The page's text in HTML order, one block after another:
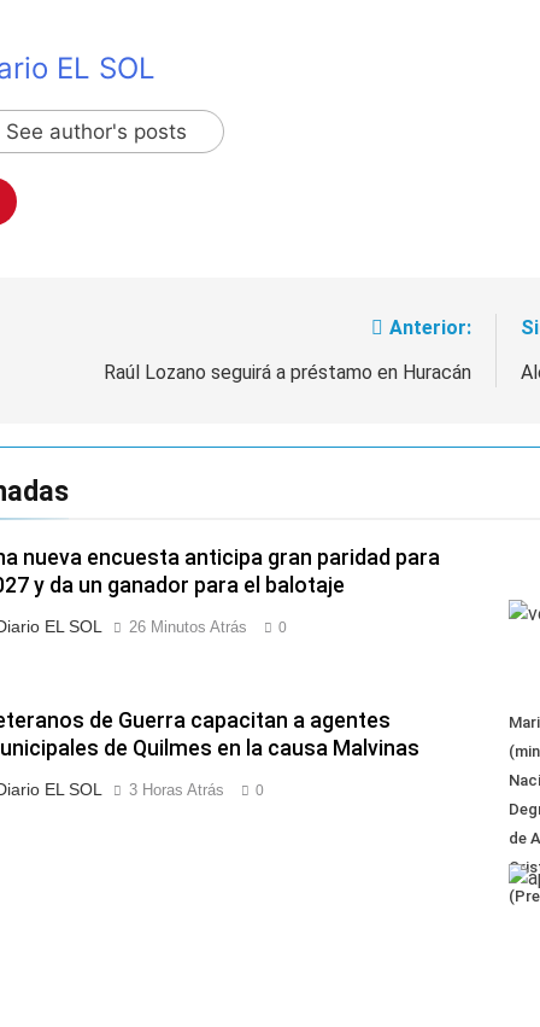
EL SOL
See author's posts
Anterior:
Raúl Lozano seguirá a préstamo en Huracán
nueva encuesta anticipa gran paridad para
y da un ganador para el balotaje
EL SOL 26 Minutos Atrás 0
de Guerra capacitan a agentes
de Quilmes en la causa Malvinas
EL SOL 3 Horas Atrás 0
de